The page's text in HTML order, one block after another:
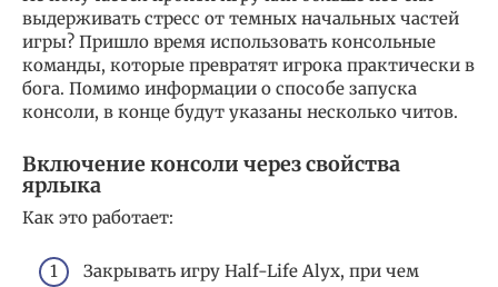
выдерживать стресс от темных начальных частей
игры? Пришло время использовать консольные
команды, которые превратят игрока практически в
бога. Помимо информации о способе запуска
консоли, в конце будут указаны несколько читов.
Включение консоли через свойства
ярлыка
Как это работает:
Закрывать игру Half-Life Alyx, при чем